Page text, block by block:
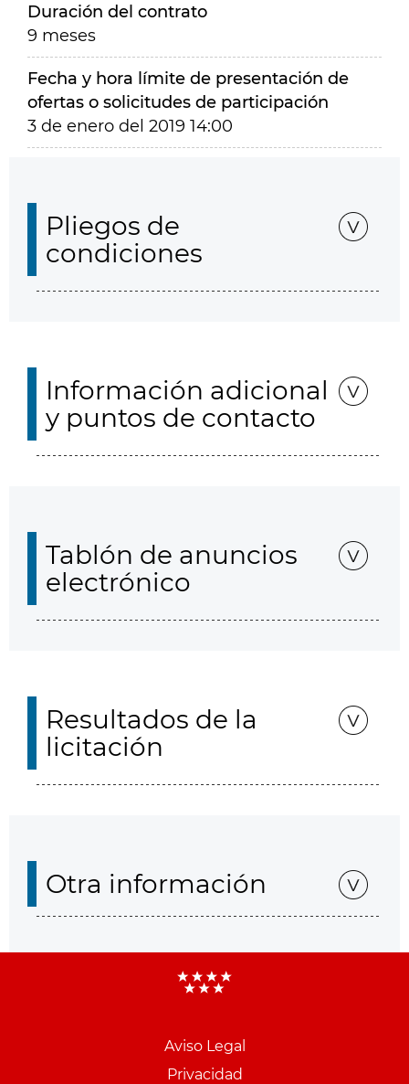
Duración del contrato
9 meses
Fecha y hora límite de presentación de
ofertas o solicitudes de participación
3 de enero del 2019 14:00
Pliegos de
condiciones
Información adicional
y puntos de contacto
Tablón de anuncios
electrónico
Resultados de la
licitación
Otra información
Aviso Legal
Privacidad